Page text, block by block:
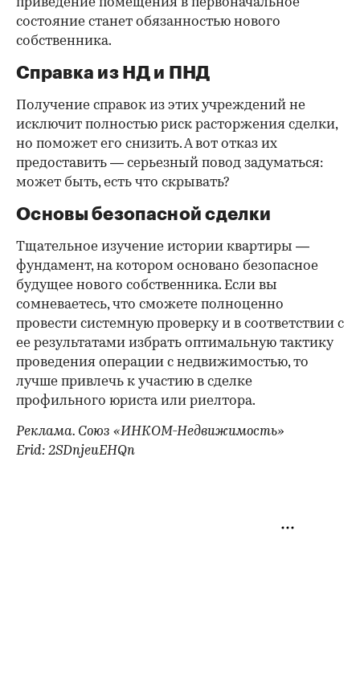
состояние станет обязанностью нового
собственника.
Справка из НД и ПНД
Получение справок из этих учреждений не
исключит полностью риск расторжения сделки,
но поможет его снизить. А вот отказ их
предоставить — серьезный повод задуматься:
может быть, есть что скрывать?
Основы безопасной сделки
Тщательное изучение истории квартиры —
фундамент, на котором основано безопасное
будущее нового собственника. Если вы
сомневаетесь, что сможете полноценно
провести системную проверку и в соответствии с
ее результатами избрать оптимальную тактику
проведения операции с недвижимостью, то
лучше привлечь к участию в сделке
профильного юриста или риелтора.
Реклама. Союз «ИНКОМ-Недвижимость»
Erid: 2SDnjeuEHQn